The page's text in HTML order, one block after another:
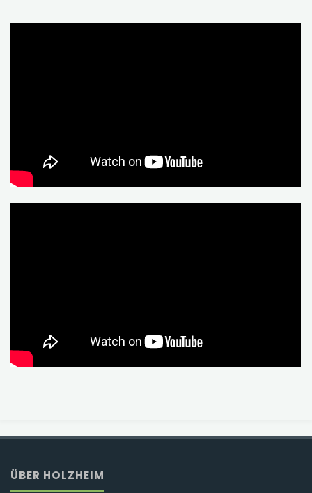
ÜBER HOLZHEIM